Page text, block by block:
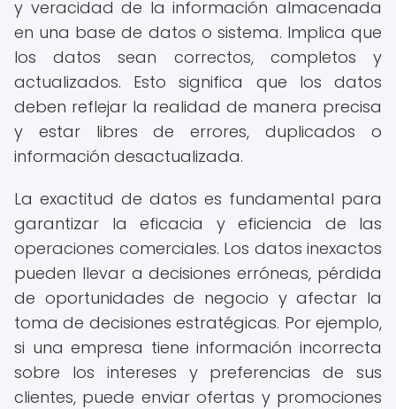
y veracidad de la información almacenada
en una base de datos o sistema. Implica que
los datos sean correctos, completos y
actualizados. Esto significa que los datos
deben reflejar la realidad de manera precisa
y estar libres de errores, duplicados o
información desactualizada.
La exactitud de datos es fundamental para
garantizar la eficacia y eficiencia de las
operaciones comerciales. Los datos inexactos
pueden llevar a decisiones erróneas, pérdida
de oportunidades de negocio y afectar la
toma de decisiones estratégicas. Por ejemplo,
si una empresa tiene información incorrecta
sobre los intereses y preferencias de sus
clientes, puede enviar ofertas y promociones